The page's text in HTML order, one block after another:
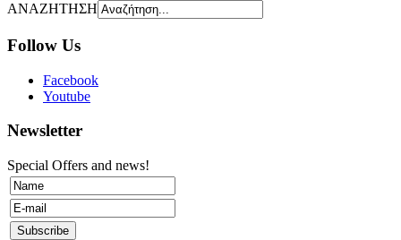
ΑΝΑΖΗΤΗΣΗ
Follow Us
Facebook
Youtube
Newsletter
Special Offers and news!